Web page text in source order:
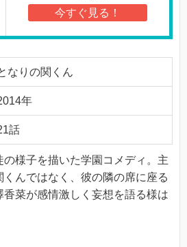
今すぐ見る！
なりの関くん
年
話
様子を描いた学園コメディ。主
んではなく、彼の隣の席に座る
菜が感情激しく妄想を語る様は